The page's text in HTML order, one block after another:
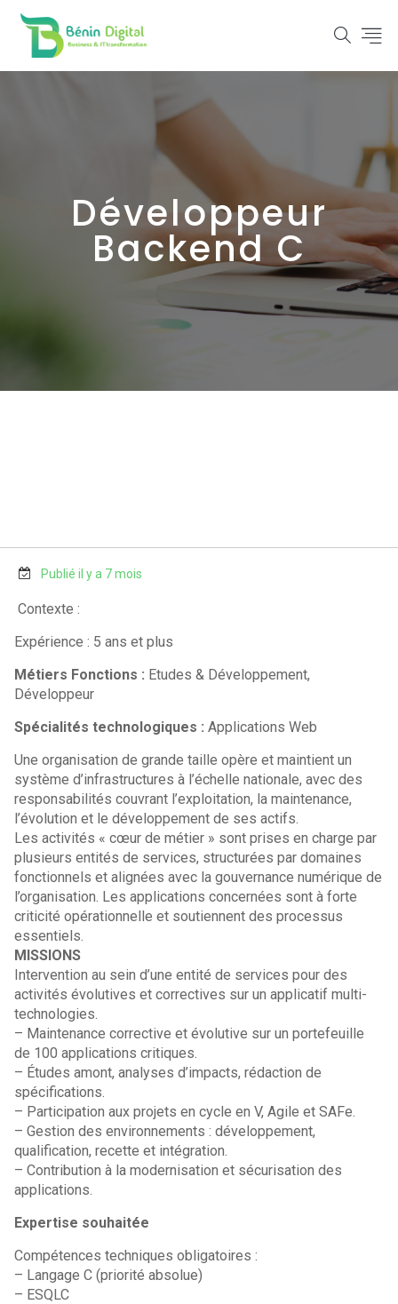
Développeur
Backend C
Publié il y a 7 mois
Contexte :
Expérience : 5 ans et plus
Métiers Fonctions : Etudes & Développement,
Développeur
Spécialités technologiques :Applications Web
Une organisation de grande taille opère et maintient un
système d’infrastructures à l’échelle nationale, avec des
responsabilités couvrant l’exploitation, la maintenance,
l’évolution et le développement de ses actifs.
Les activités « cœur de métier » sont prises en charge par
plusieurs entités de services, structurées par domaines
fonctionnels et alignées avec la gouvernance numérique de
l’organisation. Les applications concernées sont à forte
criticité opérationnelle et soutiennent des processus
essentiels.
MISSIONS
Intervention au sein d’une entité de services pour des
activités évolutives et correctives sur un applicatif multi-
technologies.
– Maintenance corrective et évolutive sur un portefeuille
de 100 applications critiques.
– Études amont, analyses d’impacts, rédaction de
spécifications.
– Participation aux projets en cycle en V, Agile et SAFe.
– Gestion des environnements : développement,
qualification, recette et intégration.
– Contribution à la modernisation et sécurisation des
applications.
Expertise souhaitée
Compétences techniques obligatoires :
– Langage C (priorité absolue)
– ESQLC